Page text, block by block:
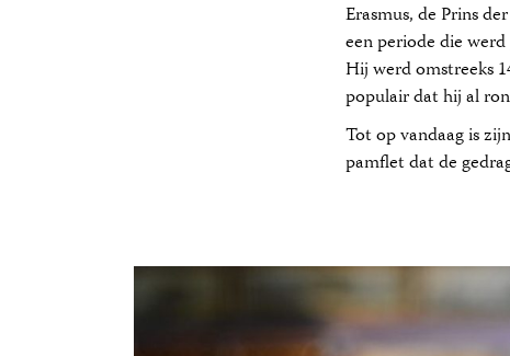
Erasmus, de Prins
een periode die
Hij werd omstreeks
populair dat hij al
Tot op vandaag is
pamflet dat de